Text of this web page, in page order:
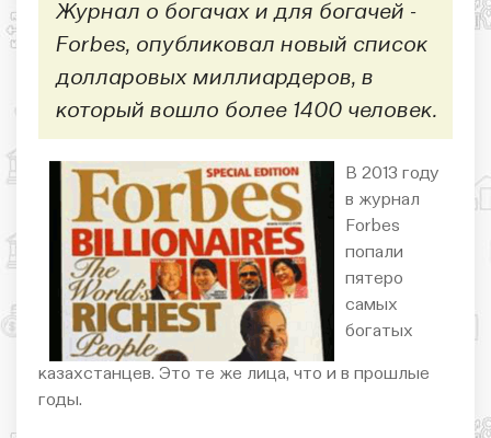
Журнал о богачах и для богачей -
Forbes, опубликовал новый список
долларовых миллиардеров, в
который вошло более 1400 человек.
В 2013 году
в журнал
Forbes
попали
пятеро
самых
богатых
казахстанцев. Это те же лица, что и в прошлые
годы.